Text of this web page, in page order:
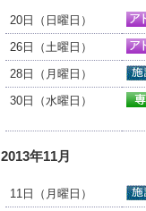
20日（日曜日）
26日（土曜日）
28日（月曜日）
30日（水曜日）
2013年11月
11日（月曜日）